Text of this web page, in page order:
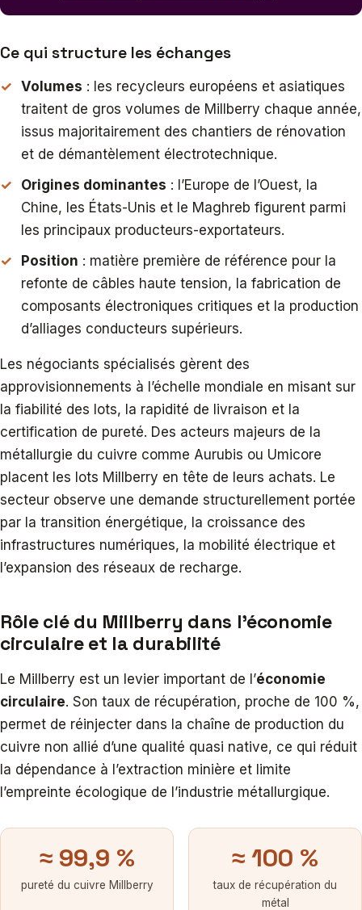
Ce qui structure les échanges
Volumes : les recycleurs européens et asiatiques
traitent de gros volumes de Millberry chaque année,
issus majoritairement des chantiers de rénovation
et de démantèlement électrotechnique.
Origines dominantes : l’Europe de l’Ouest, la
Chine, les États-Unis et le Maghreb figurent parmi
les principaux producteurs-exportateurs.
Position : matière première de référence pour la
refonte de câbles haute tension, la fabrication de
composants électroniques critiques et la production
d’alliages conducteurs supérieurs.
Les négociants spécialisés gèrent des
approvisionnements à l’échelle mondiale en misant sur
la fiabilité des lots, la rapidité de livraison et la
certification de pureté. Des acteurs majeurs de la
métallurgie du cuivre comme Aurubis ou Umicore
placent les lots Millberry en tête de leurs achats. Le
secteur observe une demande structurellement portée
par la transition énergétique, la croissance des
infrastructures numériques, la mobilité électrique et
l’expansion des réseaux de recharge.
Rôle clé du Millberry dans l’économie
circulaire et la durabilité
Le Millberry est un levier important de l’économie
circulaire. Son taux de récupération, proche de 100 %,
permet de réinjecter dans la chaîne de production du
cuivre non allié d’une qualité quasi native, ce qui réduit
la dépendance à l’extraction minière et limite
l’empreinte écologique de l’industrie métallurgique.
≈ 99,9 %
pureté du cuivre Millberry
≈ 100 %
taux de récupération du
métal